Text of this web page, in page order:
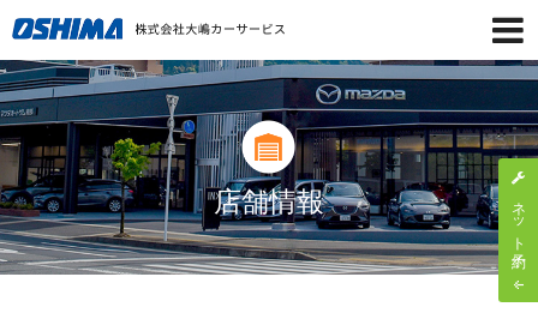
店舗情報 ネット予約